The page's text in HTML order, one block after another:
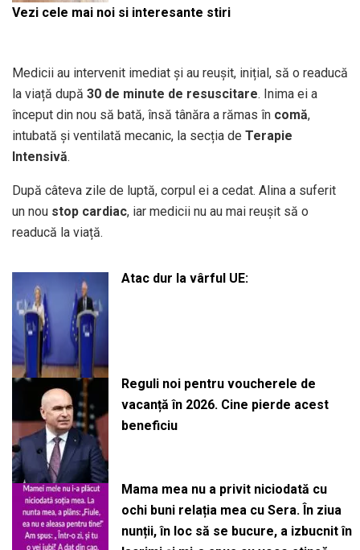
Vezi cele mai noi si interesante stiri
Medicii au intervenit imediat și au reușit, inițial, să o readucă
la viață după 30 de minute de resuscitare. Inima ei a
început din nou să bată, însă tânăra a rămas în comă,
intubată și ventilată mecanic, la secția de Terapie
Intensivă.
După câteva zile de luptă, corpul ei a cedat. Alina a suferit
un nou stop cardiac, iar medicii nu au mai reușit să o
readucă la viață.
Atac dur la vârful UE:
Reguli noi pentru voucherele de
vacanță în 2026. Cine pierde acest
beneficiu
Mama mea nu a privit niciodată cu
ochi buni relația mea cu Sera. În ziua
nunții, în loc să se bucure, a izbucnit în